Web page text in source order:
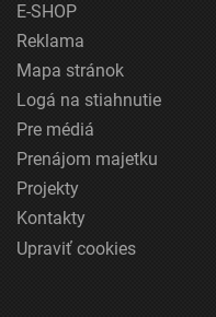
E-SHOP
Reklama
Mapa stránok
Logá na stiahnutie
Pre médiá
Prenájom majetku
Projekty
Kontakty
Upraviť cookies